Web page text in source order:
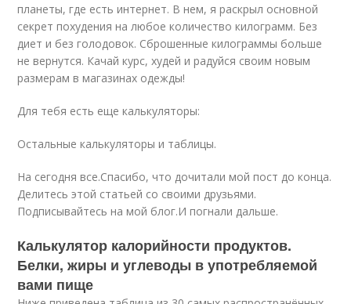
планеты, где есть интернет. В нем, я раскрыл основной
секрет похудения на любое количество килограмм. Без
диет и без голодовок. Сброшенные килограммы больше
не вернутся. Качай курс, худей и радуйся своим новым
размерам в магазинах одежды!
Для тебя есть еще калькуляторы:
Остальные калькуляторы и таблицы.
На сегодня все.Спасибо, что дочитали мой пост до конца.
Делитесь этой статьей со своими друзьями.
Подписывайтесь на мой блог.И погнали дальше.
Калькулятор калорийности продуктов.
Белки, жиры и углеводы в употребляемой
вами пище